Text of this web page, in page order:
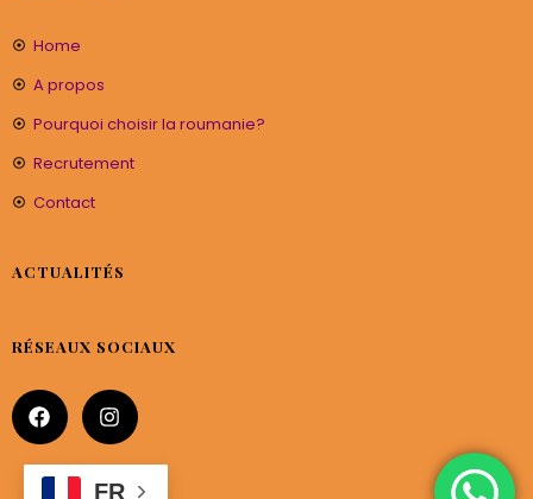
Home
A propos
Pourquoi choisir la roumanie?
Recrutement
Contact
ACTUALITÉS
RÉSEAUX SOCIAUX
FR